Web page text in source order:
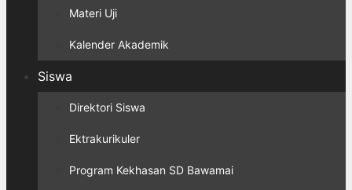
Materi Uji
Kalender Akademik
Siswa
Direktori Siswa
Ektrakurikuler
Program Kekhasan SD Bawamai